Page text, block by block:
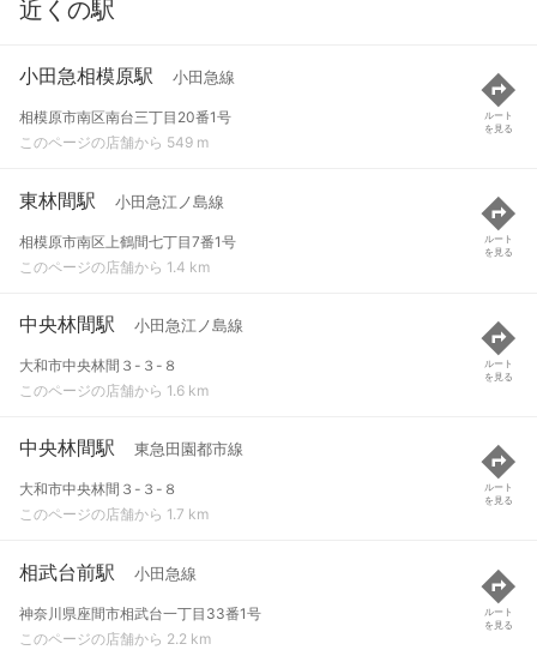
近くの駅
小田急相模原駅 小田急線
相模原市南区南台三丁目20番1号
このページの店舗から 549 m
ルート
を見る
東林間駅 小田急江ノ島線
相模原市南区上鶴間七丁目7番1号
このページの店舗から 1.4 km
ルート
を見る
中央林間駅 小田急江ノ島線
大和市中央林間３-３-８
このページの店舗から 1.6 km
ルート
を見る
中央林間駅 東急田園都市線
大和市中央林間３-３-８
このページの店舗から 1.7 km
ルート
を見る
相武台前駅 小田急線
神奈川県座間市相武台一丁目33番1号
このページの店舗から 2.2 km
ルート
を見る